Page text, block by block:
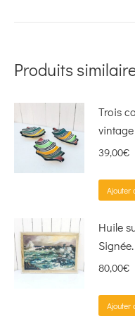
Produits
Trois
vintage
39,00€
Ajouter
Huile
Signée.
80,00€
Ajouter